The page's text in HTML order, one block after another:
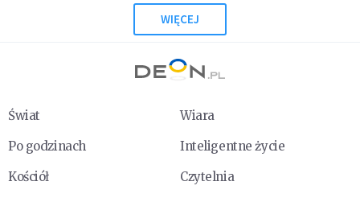
WIĘCEJ
Świat
Wiara
Po godzinach
Inteligentne życie
Kościół
Czytelnia